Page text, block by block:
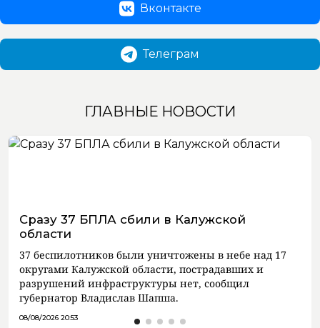
Вконтакте
Телеграм
ГЛАВНЫЕ НОВОСТИ
Сразу 37 БПЛА сбили в Калужской
области
37 беспилотников были уничтожены в небе над 17
округами Калужской области, пострадавших и
разрушений инфраструктуры нет, сообщил
губернатор Владислав Шапша.
08/08/2026 20:53